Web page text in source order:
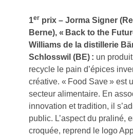
1er prix – Jorma Signer
Berne), « Back to the
Williams de la distillerie
Schlosswil (BE) : un
recycle le pain d’épices
créative. « Food Save » est
secteur alimentaire. En
innovation et tradition, il
public. L’aspect du praliné,
croquée, reprend le logo